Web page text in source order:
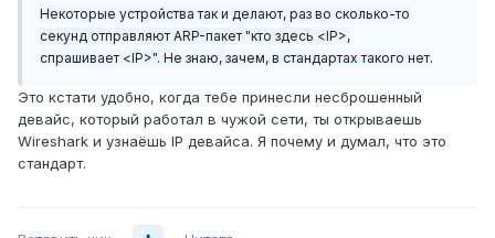
Некоторые устройства так и делают, раз во сколько-то
секунд отправляют ARP-пакет "кто здесь <IP>,
спрашивает <IP>". Не знаю, зачем, в стандартах такого нет.
Это кстати удобно, когда тебе принесли несброшенный
девайс, который работал в чужой сети, ты открываешь
Wireshark и узнаёшь IP девайса. Я почему и думал, что это
стандарт.